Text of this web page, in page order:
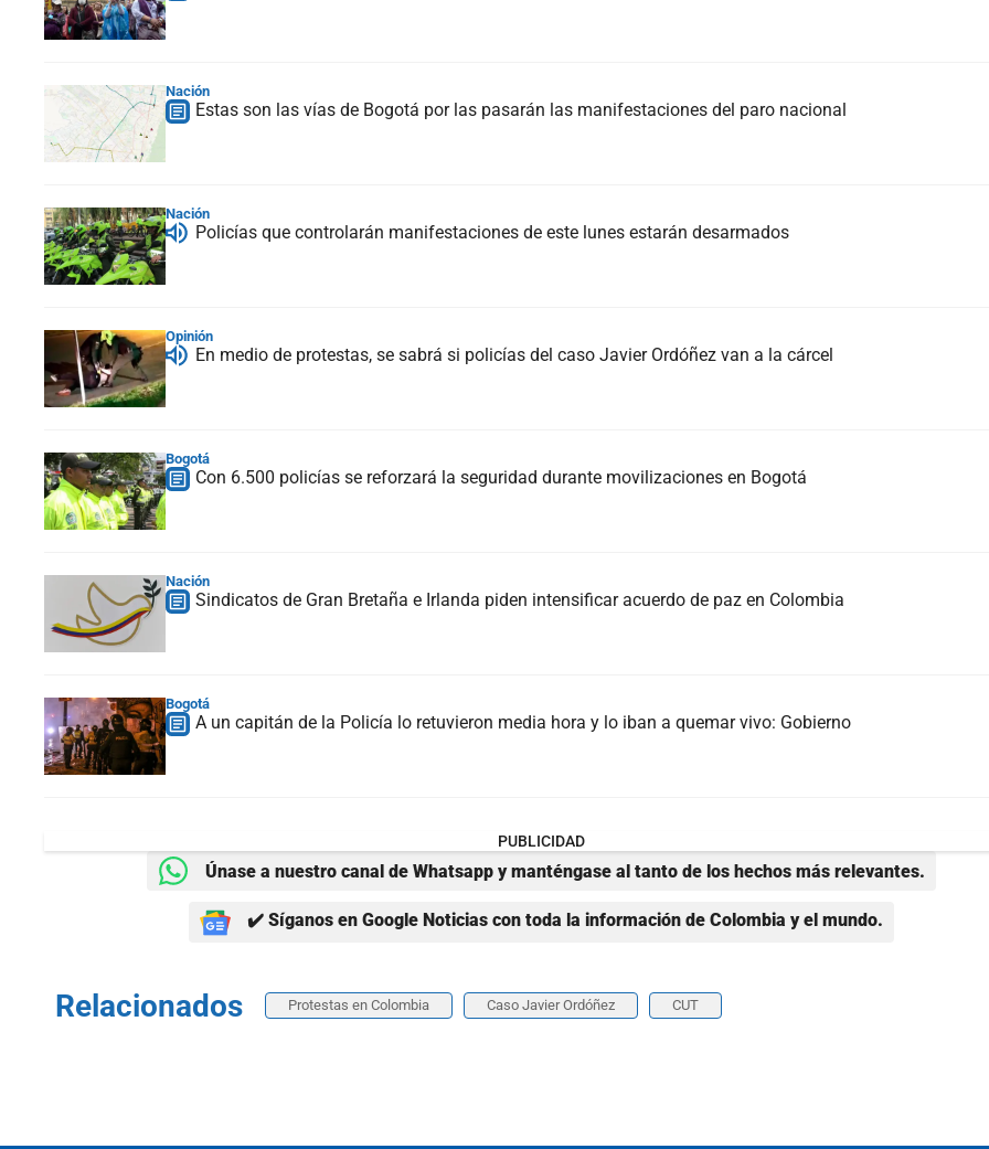
Nación
Estas son las vías de Bogotá por las pasarán las manifestaciones del paro nacional
Nación
Policías que controlarán manifestaciones de este lunes estarán desarmados
Opinión
En medio de protestas, se sabrá si policías del caso Javier Ordóñez van a la cárcel
Bogotá
Con 6.500 policías se reforzará la seguridad durante movilizaciones en Bogotá
Nación
Sindicatos de Gran Bretaña e Irlanda piden intensificar acuerdo de paz en Colombia
Bogotá
A un capitán de la Policía lo retuvieron media hora y lo iban a quemar vivo: Gobierno
PUBLICIDAD
Únase a nuestro canal de Whatsapp y manténgase al tanto de los hechos más relevantes.
✔️ Síganos en Google Noticias con toda la información de Colombia y el mundo.
Relacionados Protestas en Colombia Caso Javier Ordóñez CUT